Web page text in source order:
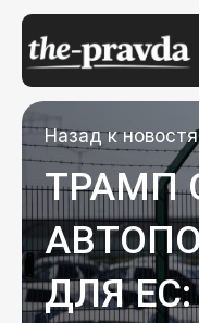
Назад к
ТРАМП
ДЛЯ